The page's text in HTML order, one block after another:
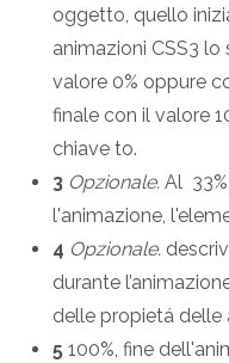
oggetto, quello
animazioni CSS3
valore 0% oppure
finale con il valore
chiave to.
3 Opzionale. Al
l'animazione,
4 Opzionale.
durante
delle propietá delle
5 100%, fine